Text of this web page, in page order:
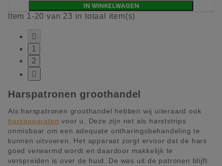
IN WINKELWAGEN
Item 1-20 van 23 in totaal item(s)

1
2

Harspatronen groothandel
Als harspatronen groothandel hebben wij uiteraard ook
harsapparaten voor u. Deze zijn net als harststrips
onmisbaar om een adequate ontharingsbehandeling te
kunnen uitvoeren. Het apparaat zorgt ervoor dat de hars
goed verwarmd wordt en daardoor makkelijk te
verspreiden is over de huid. De was uit de patronen blijft